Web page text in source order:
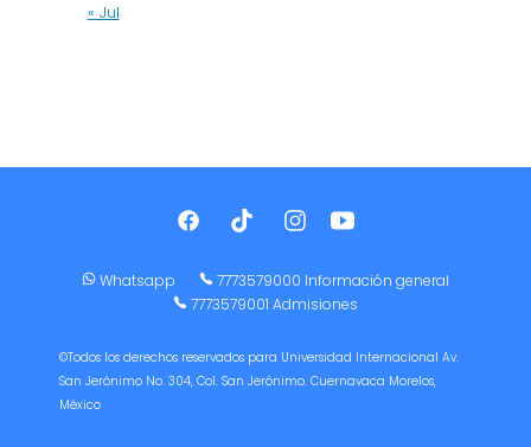
« Jul
Whatsapp
7773579000 Información general
7773579001 Admisiones
©Todos los derechos reservados para Universidad Internacional Av.
San Jerónimo No. 304, Col. San Jerónimo. Cuernavaca Morelos,
México